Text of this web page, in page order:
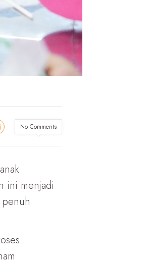
No Comments
ini menjadi